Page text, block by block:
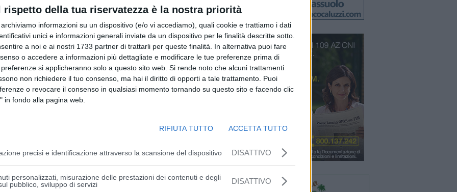
rispetto della tua riservatezza è la nostra priorità
informazioni su un dispositivo (e/o vi accediamo), quali cookie e trattiamo i dati
unici e informazioni generali inviate da un dispositivo per le finalità descritte sotto.
a noi e ai nostri 1733 partner di trattarli per queste finalità. In alternativa puoi fare
o accedere a informazioni più dettagliate e modificare le tue preferenze prima di
si applicheranno solo a questo sito web. Si rende noto che alcuni trattamenti
non richiedere il tuo consenso, ma hai il diritto di opporti a tale trattamento. Puoi
o revocare il consenso in qualsiasi momento tornando su questo sito e facendo clic
in fondo alla pagina web.
RIFIUTA TUTTO ACCETTA TUTTO
precisi e identificazione attraverso la scansione del dispositivo DISATTIVO
personalizzati, misurazione delle prestazioni dei contenuti e degli
pubblico, sviluppo di servizi
DISATTIVO
di Bologna Borgo Panigale, sulla A14, o di Bologna
opere d’arte, previsti in orario notturno, dalle 22:00 di
percorre la A14 Bologna-Taranto e proviene dalla A1
sulla A13 Bologna-Padova, verso Padova.
verso Padova, potrà uscire alla stazione di Bologna
alla stazione di Bologna Arcoveggio, mentre, chi
Casalecchio sul Raccordo di Casalecchio e rientrare